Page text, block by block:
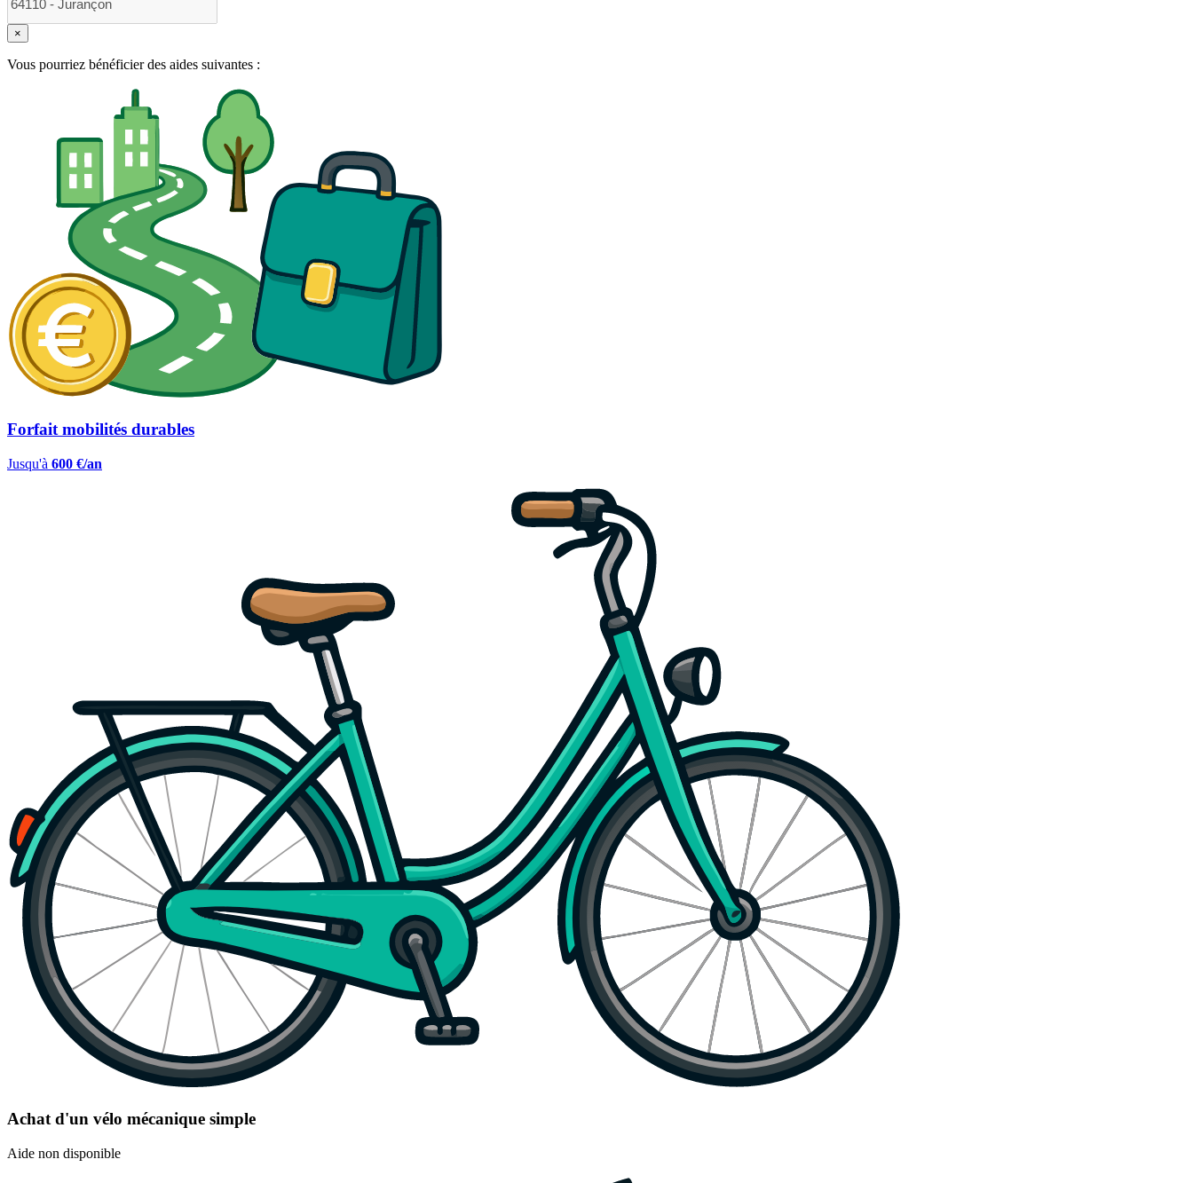
×
Vous pourriez bénéficier des aides suivantes :
Forfait mobilités durables
Jusqu'à 600 €/an
Achat d'un vélo mécanique simple
Aide non disponible